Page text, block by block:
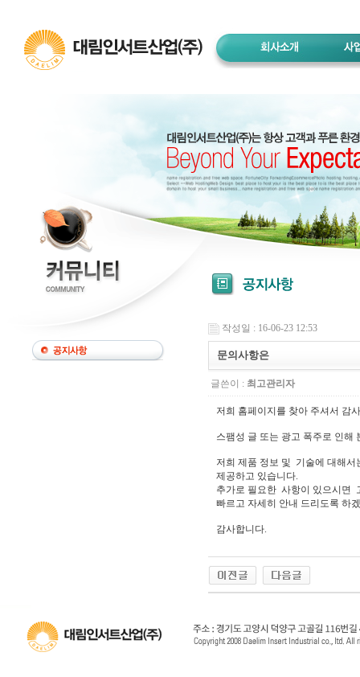
작성일 : 16-06-23 12:53
문의사항은
글쓴이 : 최고관리자
저희 홈페이지를 찾아 주셔서 감
스팸성 글 또는 광고 폭주로 인해
저희 제품 정보 및 기술에 대해
제공하고 있습니다.
추가로 필요한 사항이 있으시면
빠르고 자세히 안내 드리도록 하
감사합니다.